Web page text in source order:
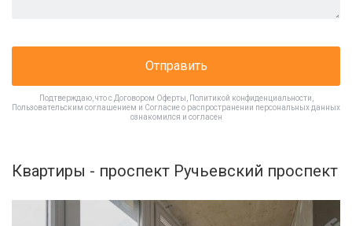
Отправить
Подтверждаю, что с Договором Оферты Политикой конфиденциальности
Пользовательским соглашением и Согласие о распространении персональных данных
ознакомился и согласен
Квартиры - проспект Ручьевский проспект